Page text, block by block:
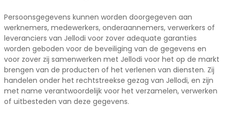
Persoonsgegevens kunnen worden doorgegeven aan
werknemers, medewerkers, onderaannemers, verwerkers of
leveranciers van Jellodi voor zover adequate garanties
worden geboden voor de beveiliging van de gegevens en
voor zover zij samenwerken met Jellodi voor het op de markt
brengen van de producten of het verlenen van diensten. Zij
handelen onder het rechtstreekse gezag van Jellodi, en zijn
met name verantwoordelijk voor het verzamelen, verwerken
of uitbesteden van deze gegevens.